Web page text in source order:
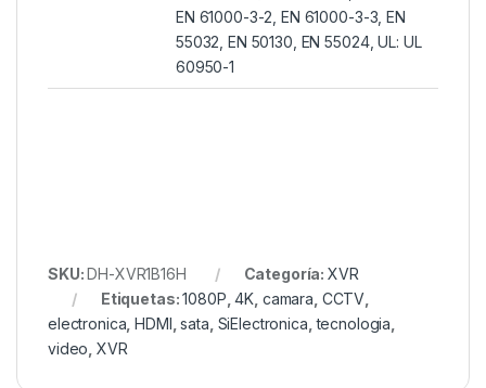
EN 61000-3-2, EN 61000-3-3, EN
55032, EN 50130, EN 55024, UL: UL
60950-1
SKU:DH-XVR1B16H Categoría: XVR
Etiquetas:1080P ,4K camara CCTV
electronica ,HDMI ,sata SiElectronica ,tecnologia
video ,XVR